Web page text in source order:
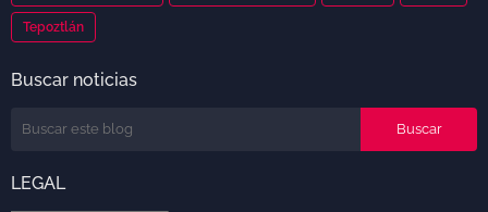
Tepoztlán
Buscar noticias
LEGAL